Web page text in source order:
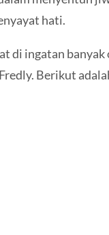
hati.
di ingatan
Berikut